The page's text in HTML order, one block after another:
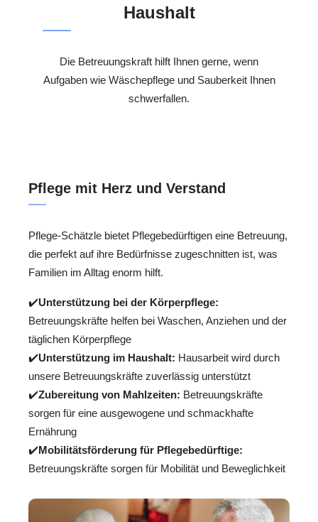
Haushalt
Die Betreuungskraft hilft Ihnen gerne, wenn
Aufgaben wie Wäschepflege und Sauberkeit Ihnen
schwerfallen.
Pflege mit Herz und Verstand
Pflege-Schätzle bietet Pflegebedürftigen eine Betreuung,
die perfekt auf ihre Bedürfnisse zugeschnitten ist, was
Familien im Alltag enorm hilft.
✔️Unterstützung bei der Körperpflege:
Betreuungskräfte helfen bei Waschen, Anziehen und der
täglichen Körperpflege
✔️Unterstützung im Haushalt: Hausarbeit wird durch
unsere Betreuungskräfte zuverlässig unterstützt
✔️Zubereitung von Mahlzeiten: Betreuungskräfte
sorgen für eine ausgewogene und schmackhafte
Ernährung
✔️Mobilitätsförderung für Pflegebedürftige:
Betreuungskräfte sorgen für Mobilität und Beweglichkeit